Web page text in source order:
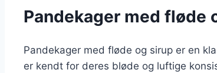
Pandekager med fløde
Pandekager med fløde og sirup er en
er kendt for deres bløde og luftige